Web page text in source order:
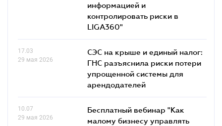
информацией и
контролировать риски в
LIGA360"
17.03
29 мая 2026
СЭС на крыше и единый налог:
ГНС разъяснила риски потери
упрощенной системы для
арендодателей
10.07
29 мая 2026
Бесплатный вебинар "Как
малому бизнесу управлять